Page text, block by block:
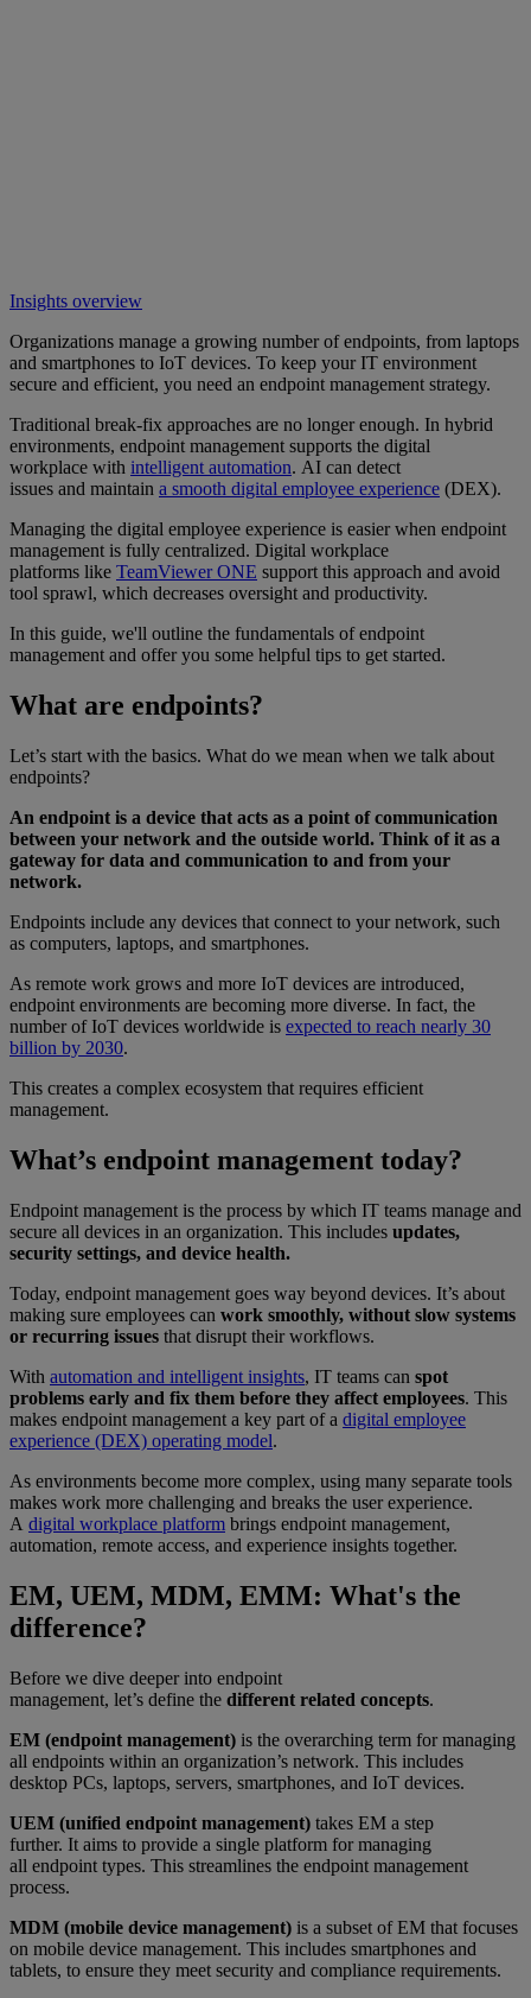
Insights overview
Organizations manage a growing number of endpoints, from laptops
and smartphones to IoT devices. To keep your IT environment
secure and efficient, you need an endpoint management strategy.
Traditional break-fix approaches are no longer enough. In hybrid
environments, endpoint management supports the digital
workplace with intelligent automation. AI can detect
issues and maintain a smooth digital employee experience (DEX).
Managing the digital employee experience is easier when endpoint
management is fully centralized. Digital workplace
platforms like TeamViewer ONE support this approach and avoid
tool sprawl, which decreases oversight and productivity.
In this guide, we'll outline the fundamentals of endpoint
management and offer you some helpful tips to get started.
What are endpoints?
Let’s start with the basics. What do we mean when we talk about
endpoints?
An endpoint is a device that acts as a point of communication
between your network and the outside world. Think of it as a
gateway for data and communication to and from your
network.
Endpoints include any devices that connect to your network, such
as computers, laptops, and smartphones.
As remote work grows and more IoT devices are introduced,
endpoint environments are becoming more diverse. In fact, the
number of IoT devices worldwide is expected to reach nearly 30
billion by 2030.
This creates a complex ecosystem that requires efficient
management.
What’s endpoint management today?
Endpoint management is the process by which IT teams manage and
secure all devices in an organization. This includes updates,
security settings, and device health.
Today, endpoint management goes way beyond devices. It’s about
making sure employees can work smoothly, without slow systems
or recurring issues that disrupt their workflows.
With automation and intelligent insights, IT teams can spot
problems early and fix them before they affect employees. This
makes endpoint management a key part of a digital employee
experience (DEX) operating model.
As environments become more complex, using many separate tools
makes work more challenging and breaks the user experience.
A digital workplace platform brings endpoint management,
automation, remote access, and experience insights together.
EM, UEM, MDM, EMM: What's the
difference?
Before we dive deeper into endpoint
management, let’s define the different related concepts.
EM (endpoint management) is the overarching term for managing
all endpoints within an organization’s network. This includes
desktop PCs, laptops, servers, smartphones, and IoT devices.
UEM (unified endpoint management) takes EM a step
further. It aims to provide a single platform for managing
all endpoint types. This streamlines the endpoint management
process.
MDM (mobile device management) is a subset of EM that focuses
on mobile device management. This includes smartphones and
tablets, to ensure they meet security and compliance requirements.